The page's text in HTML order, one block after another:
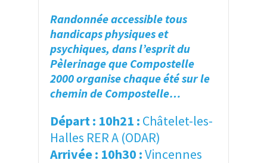
Randonnée accessible tous
handicaps physiques et
psychiques, dans l’esprit du
Pèlerinage que Compostelle
2000 organise chaque été sur le
chemin de Compostelle…
Départ : 10h21 : Châtelet-les-
Halles RER A (ODAR)
Arrivée : 10h30 :Vincennes